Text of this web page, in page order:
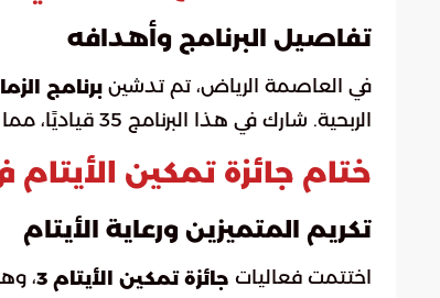
تفاصيل البرنامج وأهدافه
في العاصمة الرياض، تم تدشين برنامج
الربحية. شارك في هذا البرنامج 35 قياديًا، مما يؤكد على أهمية تطوير مهارات القيادة في القطاع غير الربحي.
ختام جائزة تمكين الأيتام
تكريم المتميزين ورعاية الأيتام
اختتمت فعاليات جائزة تمكين الأيتام 3
،